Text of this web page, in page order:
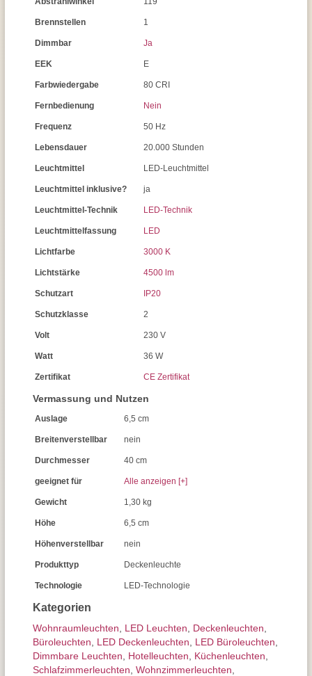
Kategorien
Wohnraum­leuchten LED Leuchten Decken­leuchten
Büroleuchten
LED Deckenleuchten LED Büroleuchten
Dimmbare Leuchten
Hotelleuchten Küchenleuchten
Schlafzimmer­leuchten Wohnzimmer­leuchten
Brennstellen 1
Dimmbar Ja
EEK E
Farbwiedergabe 80 CRI
Fernbedienung Nein
Frequenz 50 Hz
Lebensdauer 20.000 Stunden
Leuchtmittel LED-Leuchtmittel
Leuchtmittel inklusive? ja
Leuchtmittel-Technik LED-Technik
Leuchtmittelfassung LED
Lichtfarbe 3000 K
Lichtstärke 4500 lm
Schutzart IP20
Schutzklasse 2
Volt 230 V
Watt 36 W
Zertifikat CE Zertifikat
Vermassung und Nutzen
Auslage 6,5 cm
Breitenverstellbar nein
Durchmesser 40 cm
geeignet für Alle anzeigen [+]
Gewicht 1,30 kg
Höhe 6,5 cm
Höhenverstellbar nein
Produkttyp Deckenleuchte
Technologie LED-Technologie